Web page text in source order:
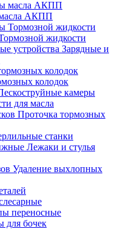
масла АКПП
жидкости
Зарядные и
колодок
камеры
для масла
Проточка тормозных
станки
Лежаки и стулья
Удаление выхлопных
переносные
для бочек